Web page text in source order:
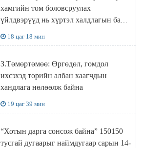
хамгийн том боловсруулах
үйлдвэрүүд нь хүртэл халдлагын бай
18 цаг 18 мин
З.Төмөртөмөө: Өргөдөл, гомдол
ихсэхэд төрийн албан хаагчдын
хандлага нөлөөлж байна
19 цаг 39 мин
“Хотын дарга сонсож байна” 150150
тусгай дугаарыг наймдугаар сарын 14-